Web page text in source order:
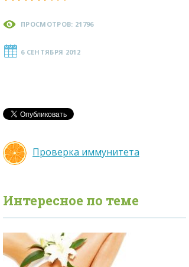
ПРОСМОТРОВ: 21796
6 СЕНТЯБРЯ 2012
Проверка иммунитета
Интересное по теме